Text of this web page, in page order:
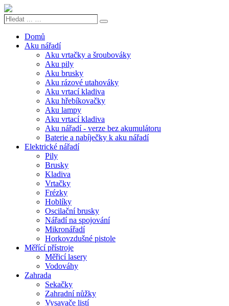
Hledat
Search
Domů
Aku nářadí
Aku vrtačky a šroubováky
Aku pily
Aku brusky
Aku rázové utahováky
Aku vrtací kladiva
Aku hřebíkovačky
Aku lampy
Aku vrtací kladiva
Aku nářadí - verze bez akumulátoru
Baterie a nabíječky k aku nářadí
Elektrické nářadí
Pily
Brusky
Kladiva
Vrtačky
Frézky
Hoblíky
Oscilační brusky
Nářadí na spojování
Mikronářadí
Horkovzdušné pistole
Měřící přístroje
Měřicí lasery
Vodováhy
Zahrada
Sekačky
Zahradní nůžky
Vysavače listí